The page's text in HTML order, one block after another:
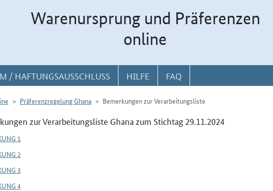
Warenursprung und Präferenzen
online
/ HAFTUNGSAUSSCHLUSS HILFE FAQ
Präferenzregelung Ghana Bemerkungen zur Verarbeitungsliste
zur Verarbeitungsliste Ghana zum Stichtag 29.11.2024
1
2
3
4